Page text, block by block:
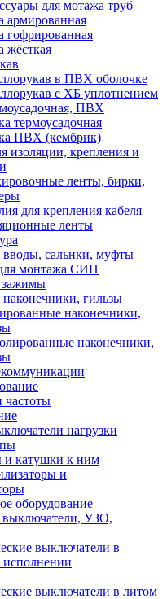
для мотажа труб
армированная
гофрированная
жёсткая
в ПВХ оболочке
с ХБ уплотнением
ПВХ
термоусадочная
ПВХ (кембрик)
изоляции, крепления и
ленты, бирки,
для крепления кабеля
ленты
вводы, сальнки, муфты
монтажа СИП
гильзы
наконечники,
наконечники,
частоты
нагрузки
и катушки к ним
и
оборудование
выключатели, УЗО,
выключатели в
выключатели в литом